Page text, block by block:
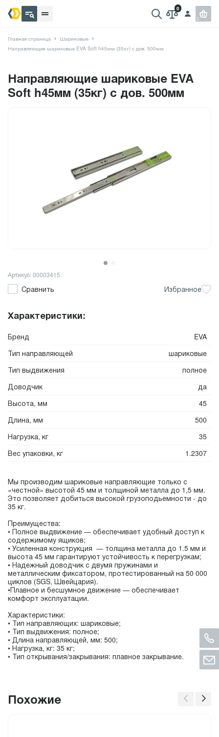
Главная страница
Шариковые
Направляющие шариковые EVA Soft h45мм (35кг) с дов. 500мм
Направляющие шариковые EVA
Soft h45мм (35кг) с дов. 500мм
Сравнить Избранное
Артикул: 00003415
Характеристики:
Бренд
EVA
Тип направляющей
шариковые
Тип выдвижения
полное
Доводчик
да
Высота, мм
45
Длина, мм
500
Нагрузка, кг
35
Вес упаковки, кг
1.2307
Мы производим шариковые направляющие только с
«честной» высотой 45 мм и толщиной металла до 1,5 мм.
Это позволяет добиться высокой грузоподьемности - до
35 кг.
Преимущества:
• Полное выдвижение — обеспечивает удобный доступ к
содержимому ящиков;
• Усиленная конструкция — толщина металла до 1.5 мм и
высота 45 мм гарантируют устойчивость к перегрузкам;
• Надежный доводчик с двумя пружинами и
металлическим фиксатором, протестированный на 50 000
циклов (SGS, Швейцария).
•Плавное и бесшумное движение — обеспечивает
комфорт эксплуатации.
Характеристики:
• Тип направляющих: шариковые;
• Тип выдвижения: полное;
• Длина направляющей, мм: 500;
• Нагрузка, кг: 35 кг;
• Тип открывания/закрывания: плавное закрывание.
Похожие